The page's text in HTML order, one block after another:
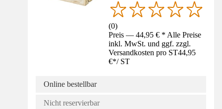
(0)
Preis — 44,95 € * Alle Preise
inkl. MwSt. und ggf. zzgl.
Versandkosten pro ST44,95
€*/ ST
Online bestellbar
Nicht reservierbar